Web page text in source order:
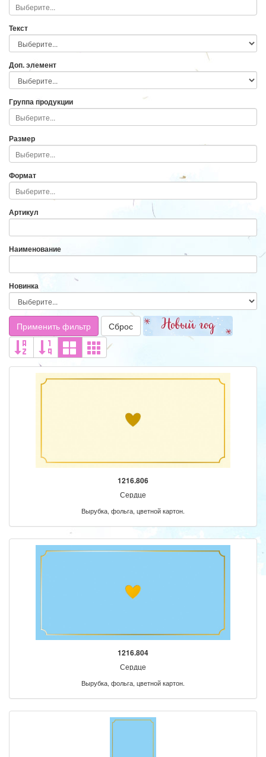
Текст
Доп. элемент
Группа продукции
Размер
Формат
Артикул
Наименование
Новинка
Применить фильтр Сброс
1216.806
Сердце
Вырубка, фольга, цветной картон.
1216.804
Сердце
Вырубка, фольга, цветной картон.